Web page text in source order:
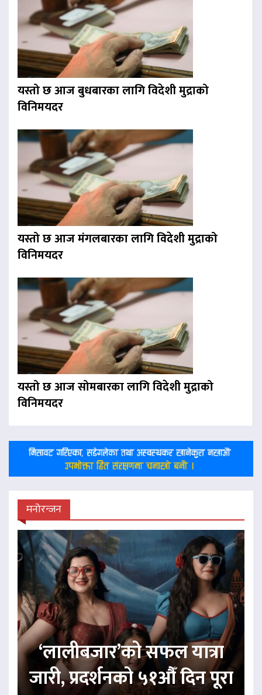
यस्तो छ आज बुधबारका लागि विदेशी मुद्राको
विनिमयदर
यस्तो छ आज मंगलबारका लागि विदेशी मुद्राको
विनिमयदर
यस्तो छ आज सोमबारका लागि विदेशी मुद्राको
विनिमयदर
मनोरन्जन
‘लालीबजार’को सफल यात्रा
जारी, प्रदर्शनको ५१औँ दिन पूरा